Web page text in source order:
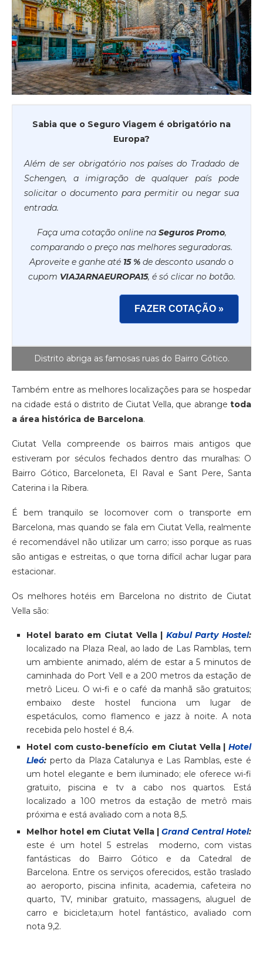
Distrito abriga as famosas ruas do Bairro Gótico.
Sabia que o Seguro Viagem é obrigatório na
Europa?
Além de ser obrigatório nos países do Tradado de
Schengen, a imigração de qualquer país pode
solicitar o documento para permitir ou negar sua
entrada.
Faça uma cotação online na Seguros Promo,
comparando o preço nas melhores seguradoras.
Aproveite e ganhe até 15 % de desconto usando o
cupom VIAJARNAEUROPA15, é só clicar no botão.
FAZER COTAÇÃO »
Também entre as melhores localizações para se hospedar
na cidade está o distrito de Ciutat Vella, que abrange toda
a área histórica de Barcelona.
Ciutat Vella compreende os bairros mais antigos que
estiveram por séculos fechados dentro das muralhas: O
Bairro Gótico, Barceloneta, El Raval e Sant Pere, Santa
Caterina i la Ribera.
É bem tranquilo se locomover com o transporte em
Barcelona, mas quando se fala em Ciutat Vella, realmente
é recomendável não utilizar um carro; isso porque as ruas
são antigas e estreitas, o que torna difícil achar lugar para
estacionar.
Os melhores hotéis em Barcelona no distrito de Ciutat
Vella são:
Hotel barato em Ciutat Vella | Kabul Party Hostel:
localizado na Plaza Real, ao lado de Las Ramblas, tem
um ambiente animado, além de estar a 5 minutos de
caminhada do Port Vell e a 200 metros da estação de
metrô Liceu. O wi-fi e o café da manhã são gratuitos;
embaixo deste hostel funciona um lugar de
espetáculos, como flamenco e jazz à noite. A nota
recebida pelo hostel é 8,4.
Hotel com custo-benefício em Ciutat Vella | Hotel
Lleó: perto da Plaza Catalunya e Las Ramblas, este é
um hotel elegante e bem iluminado; ele oferece wi-fi
gratuito, piscina e tv a cabo nos quartos. Está
localizado a 100 metros da estação de metrô mais
próxima e está avaliado com a nota 8,5.
Melhor hotel em Ciutat Vella | Grand Central Hotel:
este é um hotel 5 estrelas moderno, com vistas
fantásticas do Bairro Gótico e da Catedral de
Barcelona. Entre os serviços oferecidos, estão traslado
ao aeroporto, piscina infinita, academia, cafeteira no
quarto, TV, minibar gratuito, massagens, aluguel de
carro e bicicleta;um hotel fantástico, avaliado com
nota 9,2.